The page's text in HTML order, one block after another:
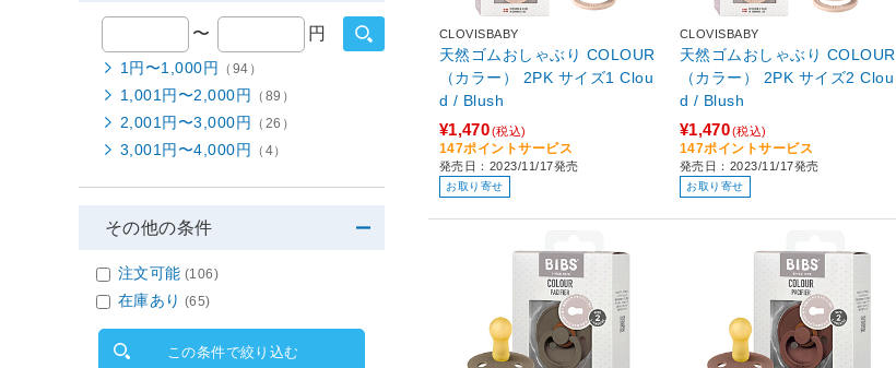
CLOVISBABY
天然ゴムおしゃぶり COLOUR
（カラー） 2PK サイズ1 Clou
d / Blush
¥1,470(税込)
147ポイントサービス
発売日：2023/11/17発売
お取り寄せ
CLOVISBABY
天然ゴムおしゃぶり COLOUR
（カラー） 2PK サイズ2 Clou
d / Blush
¥1,470(税込)
147ポイントサービス
発売日：2023/11/17発売
お取り寄せ
〜 円
1円〜1,000円 （94）
1,001円〜2,000円 （89）
2,001円〜3,000円 （26）
3,001円〜4,000円 （4）
その他の条件
注文可能 (106)
在庫あり (65)
この条件で絞り込む